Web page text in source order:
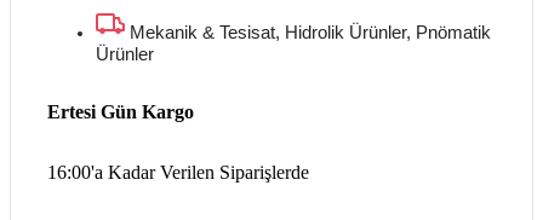
Mekanik & Tesisat, Hidrolik Ürünler, Pnömatik
Ürünler
16:00'a Kadar Verilen Siparişlerde
Ertesi Gün Kargo